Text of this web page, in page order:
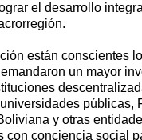
el desarrollo
están conscientes
un mayor
públicas,
y otras
con conciencia social